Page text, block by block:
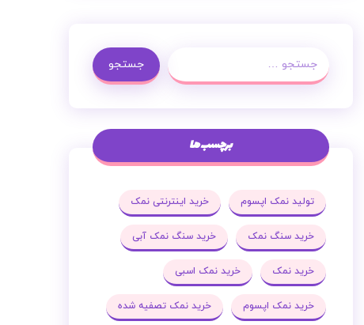
جستجو
برچسب ها
تولید نمک اپسوم خرید اینترنتی نمک
خرید سنگ نمک خرید سنگ نمک آبی
خرید نمک خرید نمک اسبی
خرید نمک اپسوم خرید نمک تصفیه شده